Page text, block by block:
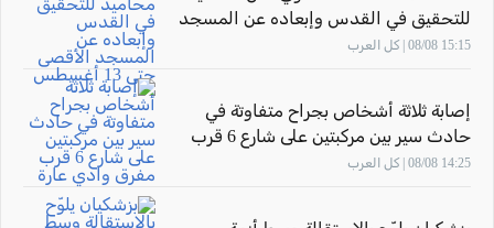
للتحقيق في القدس وإبعاده عن المسجد
الأقصى حتى 13 أغسطس
15:15 08/08 | كل العرب
إصابة ثلاثة أشخاص بجراح متفاوتة في
حادث سير بين مركبتين على شارع 6 قرب
مفرق وادي عارة
14:25 08/08 | كل العرب